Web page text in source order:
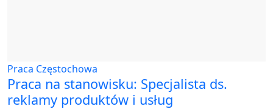
Praca Częstochowa
Praca na stanowisku: Specjalista ds.
reklamy produktów i usług